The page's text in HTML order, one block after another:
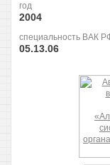
год
2004
специальность ВАК
05.13.06